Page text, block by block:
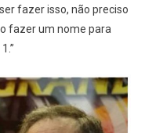
fazer isso, não preciso
fazer um nome para